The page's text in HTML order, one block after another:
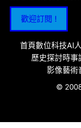
歡迎訂閱 !
首頁數位科技AI
歷史探討時事
影像藝術
©